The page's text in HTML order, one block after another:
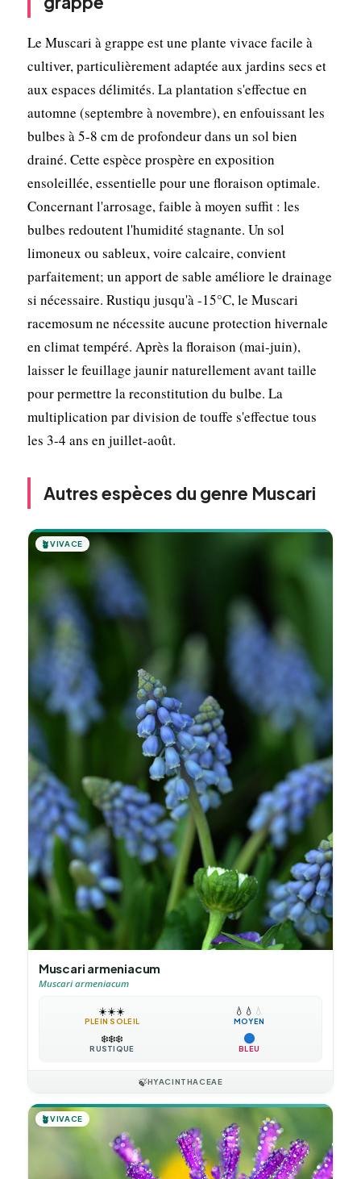
Le Muscari à grappe est une plante vivace facile à
cultiver, particulièrement adaptée aux jardins secs et
aux espaces délimités. La plantation s'effectue en
automne (septembre à novembre), en enfouissant les
bulbes à 5-8 cm de profondeur dans un sol bien
drainé. Cette espèce prospère en exposition
ensoleillée, essentielle pour une floraison optimale.
Concernant l'arrosage, faible à moyen suffit : les
bulbes redoutent l'humidité stagnante. Un sol
limoneux ou sableux, voire calcaire, convient
parfaitement; un apport de sable améliore le drainage
si nécessaire. Rustiqu jusqu'à -15°C, le Muscari
racemosum ne nécessite aucune protection hivernale
en climat tempéré. Après la floraison (mai-juin),
laisser le feuillage jaunir naturellement avant taille
pour permettre la reconstitution du bulbe. La
multiplication par division de touffe s'effectue tous
les 3-4 ans en juillet-août.
Autres espèces du genre Muscari
🪴VIVACE
Muscari armeniacum
Muscari armeniacum
☀️☀️☀️
PLEIN SOLEIL
💧 💧 💧
MOYEN
❄️❄️❄️
RUSTIQUE BLEU
🍃HYACINTHACEAE
🪴VIVACE